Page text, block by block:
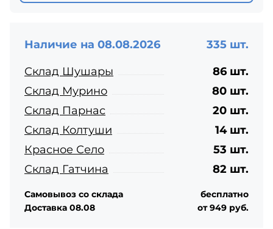
Наличие на 08.08.2026
335 шт.
Склад Шушары
86 шт.
Склад Мурино
80 шт.
Склад Парнас
20 шт.
Склад Колтуши
14 шт.
Красное Село
53 шт.
Склад Гатчина
82 шт.
Самовывоз со склада
бесплатно
Доставка 08.08
от 949 руб.